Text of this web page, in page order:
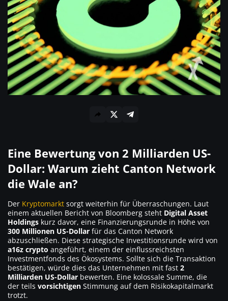
Eine Bewertung von 2 Milliarden US-
Dollar: Warum zieht Canton Network
die Wale an?
Der Kryptomarkt sorgt weiterhin für Überraschungen. Laut
einem aktuellen Bericht von Bloomberg steht Digital Asset
Holdings kurz davor, eine Finanzierungsrunde in Höhe von
300 Millionen US-Dollar für das Canton Network
abzuschließen. Diese strategische Investitionsrunde wird von
a16z crypto angeführt, einem der einflussreichsten
Investmentfonds des Ökosystems. Sollte sich die Transaktion
bestätigen, würde dies das Unternehmen mit fast 2
Milliarden US-Dollar bewerten. Eine kolossale Summe, die
der teils vorsichtigen Stimmung auf dem Risikokapitalmarkt
trotzt.